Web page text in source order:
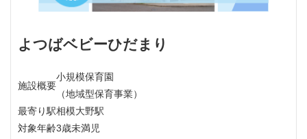
よつばベビーひだまり
施設概要
小規模保育園
（地域型保育事業）
最寄り駅相模大野駅
対象年齢3歳未満児